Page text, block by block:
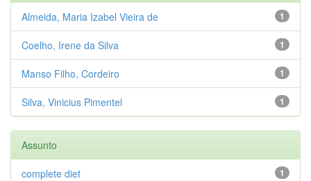
1
Almeida, Maria Izabel Vieira de
1
Coelho, Irene da Silva
1
Manso Filho, Cordeiro
1
Silva, Vinicius Pimentel
Assunto
1
complete diet